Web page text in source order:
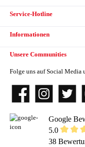
Service-Hotline
Informationen
Unsere Communities
Folge uns auf Social Media
Google
5.0
38